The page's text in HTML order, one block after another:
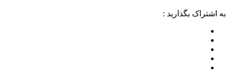
به اشتراک بگذارید :